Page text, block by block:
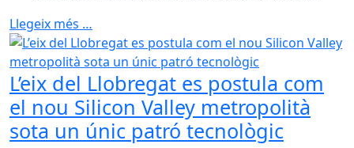
Llegeix més …
L’eix del Llobregat es postula com
el nou Silicon Valley metropolità
sota un únic patró tecnològic